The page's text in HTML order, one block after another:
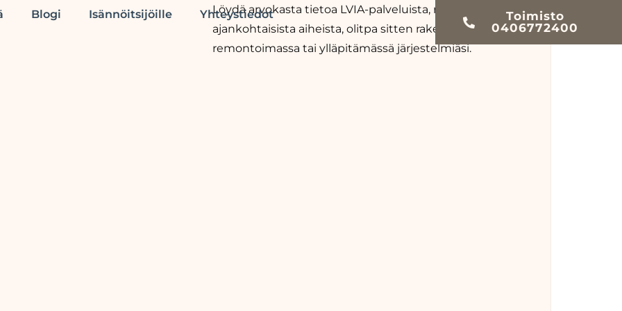
Blogi Isännöitsijöille Yhteystiedot
Toimisto
0406772400
Löydä arvokasta tietoa LVIA-palveluista, ratkaisuista ja
ajankohtaisista aiheista, olitpa sitten rakentamassa,
remontoimassa tai ylläpitämässä järjestelmiäsi.